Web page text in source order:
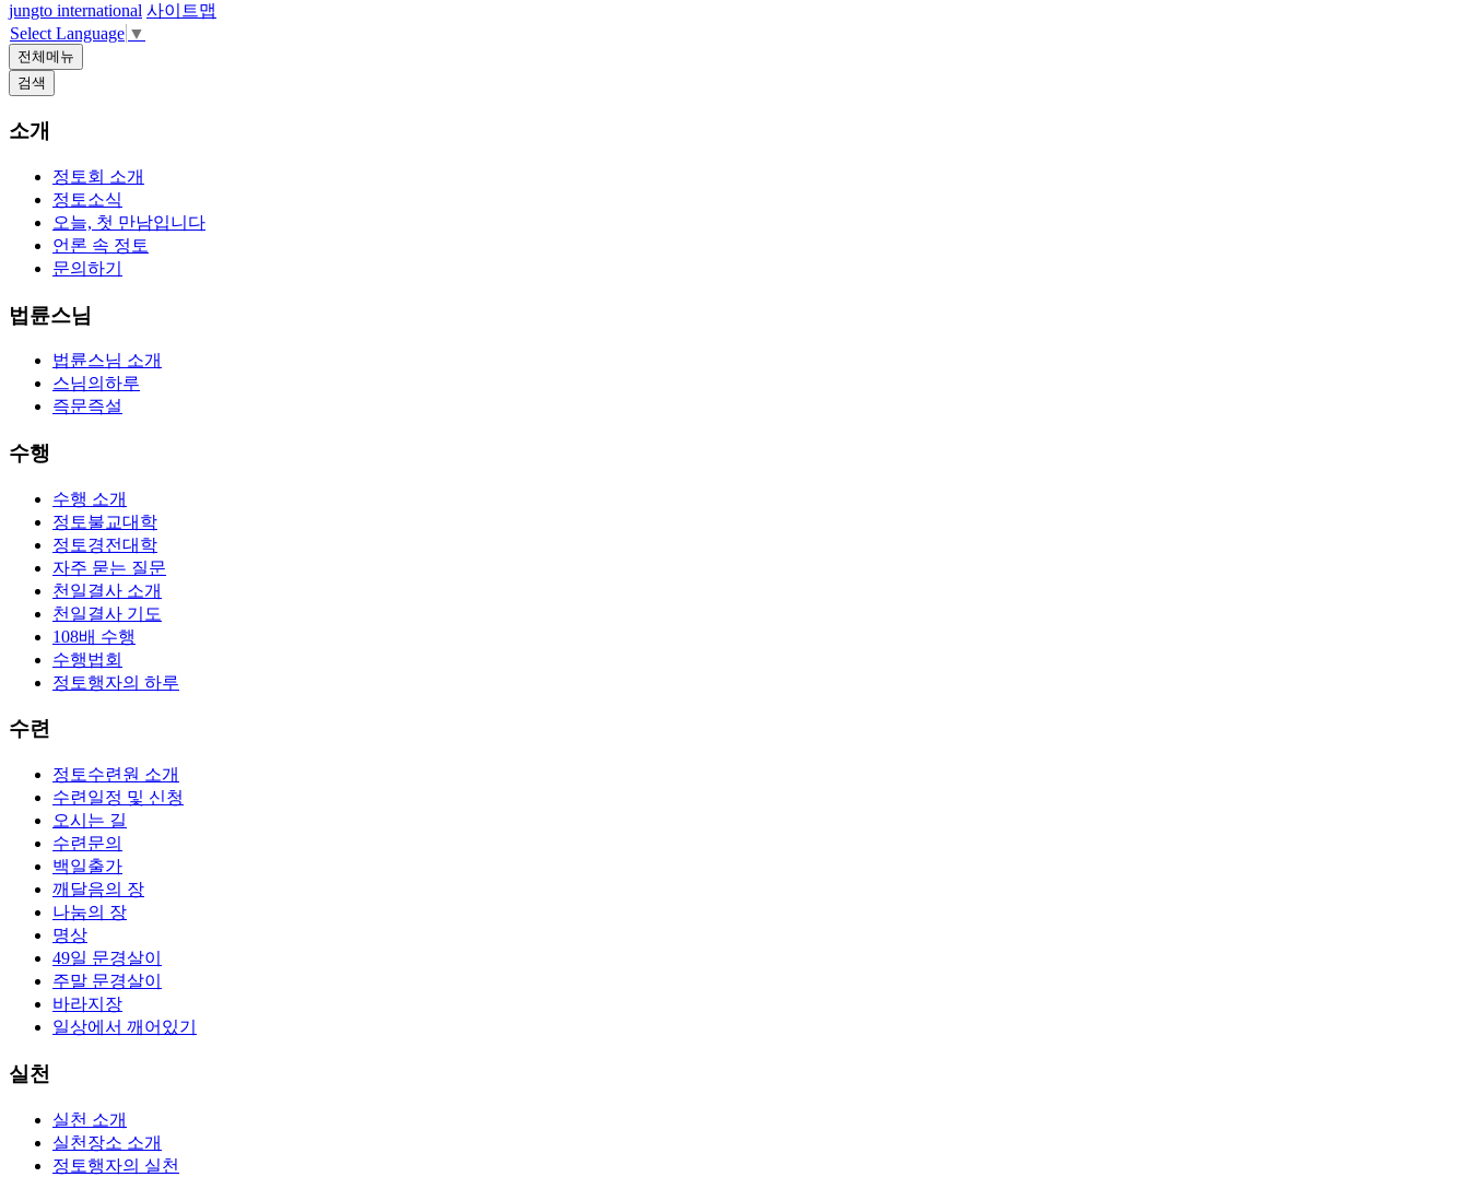
jungto international 사이트맵
Select Language ▼
전체메뉴
검색
소개
정토회 소개
정토소식
오늘, 첫 만남입니다
언론 속 정토
문의하기
법륜스님
법륜스님 소개
스님의하루
즉문즉설
수행
수행 소개
정토불교대학
정토경전대학
자주 묻는 질문
천일결사 소개
천일결사 기도
108배 수행
수행법회
정토행자의 하루
수련
정토수련원 소개
수련일정 및 신청
오시는 길
수련문의
백일출가
깨달음의 장
나눔의 장
명상
49일 문경살이
주말 문경살이
바라지장
일상에서 깨어있기
실천
실천 소개
실천장소 소개
정토행자의 실천